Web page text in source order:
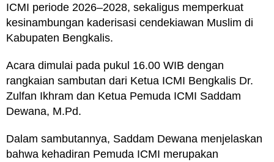
ICMI periode 2026–2028, sekaligus memperkuat
kesinambungan kaderisasi cendekiawan Muslim di
Kabupaten Bengkalis.
Acara dimulai pada pukul 16.00 WIB dengan
rangkaian sambutan dari Ketua ICMI Bengkalis Dr.
Zulfan Ikhram dan Ketua Pemuda ICMI Saddam
Dewana, M.Pd.
Dalam sambutannya, Saddam Dewana menjelaskan
bahwa kehadiran Pemuda ICMI merupakan